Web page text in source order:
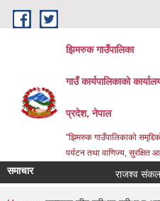
Skip to main content
झिमरुक गाउँपालिका
गाउँ कार्यपालिकाको
प्रदेश, नेपाल
"झिमरुक गाउँपालिकाको
पर्यटन तथा वाणिज्य, सुरक्षित
समाचार राजश्व संकलन